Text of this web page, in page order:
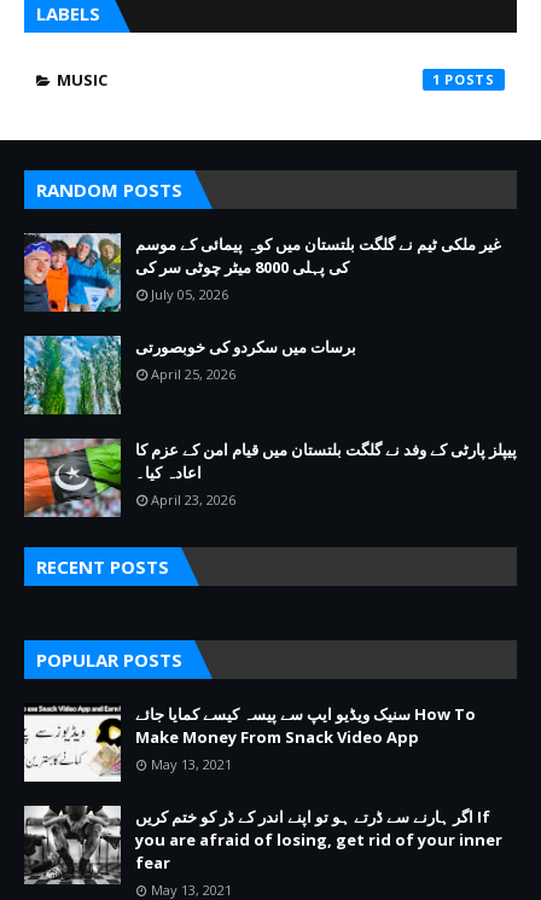
LABELS
MUSIC 1
RANDOM POSTS
غیر ملکی ٹیم نے گلگت بلتستان میں کوہ پیمائی کے موسم
کی پہلی 8000 میٹر چوٹی سر کی
July 05, 2026
برسات میں سکردو کی خوبصورتی
April 25, 2026
پیپلز پارٹی کے وفد نے گلگت بلتستان میں قیام امن کے عزم کا
اعادہ کیا۔
April 23, 2026
RECENT POSTS
POPULAR POSTS
سنیک ویڈیو ایپ سے پیسہ کیسے کمایا جائے How To
Make Money From Snack Video App
May 13, 2021
اگر ہارنے سے ڈرتے ہو تو اپنے اندر کے ڈر کو ختم کریں If
you are afraid of losing, get rid of your inner
fear
May 13, 2021